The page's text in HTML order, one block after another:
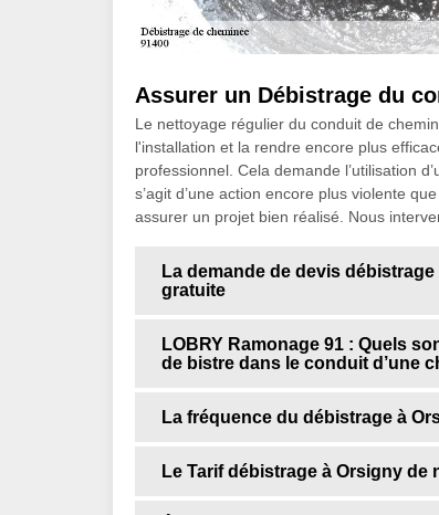
Assurer un Débistrage du
Le nettoyage régulier du conduit de
l'installation et la rendre encore plus
professionnel. Cela demande l’utilisation
s’agit d’une action encore plus violente
assurer un projet bien réalisé. Nous
La demande de devis
gratuite
LOBRY Ramonage 91 : Quels
de bistre dans le conduit d’une
La fréquence du débistrage à
Le Tarif débistrage à Orsigny de